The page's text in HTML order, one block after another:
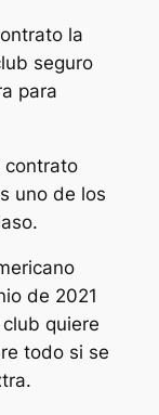
la
seguro
para
contrato
uno de los
de 2021
quiere
todo si se